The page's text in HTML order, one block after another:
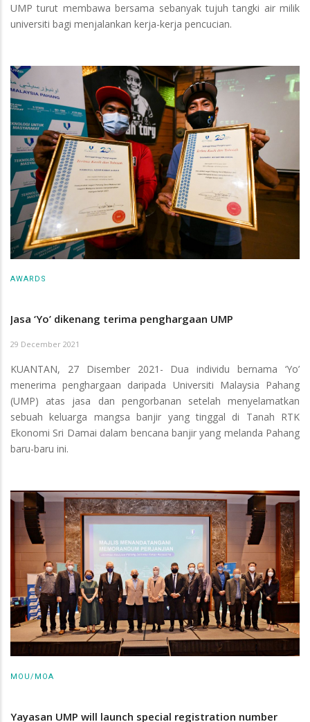
UMP turut membawa bersama sebanyak tujuh tangki air milik
universiti bagi menjalankan kerja-kerja pencucian.
AWARDS
Jasa ‘Yo’ dikenang terima penghargaan UMP
29 December 2021
KUANTAN, 27 Disember 2021- Dua individu bernama ‘Yo’
menerima penghargaan daripada Universiti Malaysia Pahang
(UMP) atas jasa dan pengorbanan setelah menyelamatkan
sebuah keluarga mangsa banjir yang tinggal di Tanah RTK
Ekonomi Sri Damai dalam bencana banjir yang melanda Pahang
baru-baru ini.
MOU/MOA
Yayasan UMP will launch special registration number